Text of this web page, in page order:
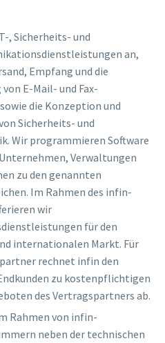
, Sicherheits- und
an,
Empfang und die
E-Mail- und Fax-
die Konzeption und
Sicherheits- und
Wir programmieren Software
Verwaltungen
zu den genannten
Im Rahmen des infin-
wir
für den
internationalen Markt. Für
rechnet infin den
zu kostenpflichtigen
des Vertragspartners ab.
Rahmen von infin-
neben der technischen